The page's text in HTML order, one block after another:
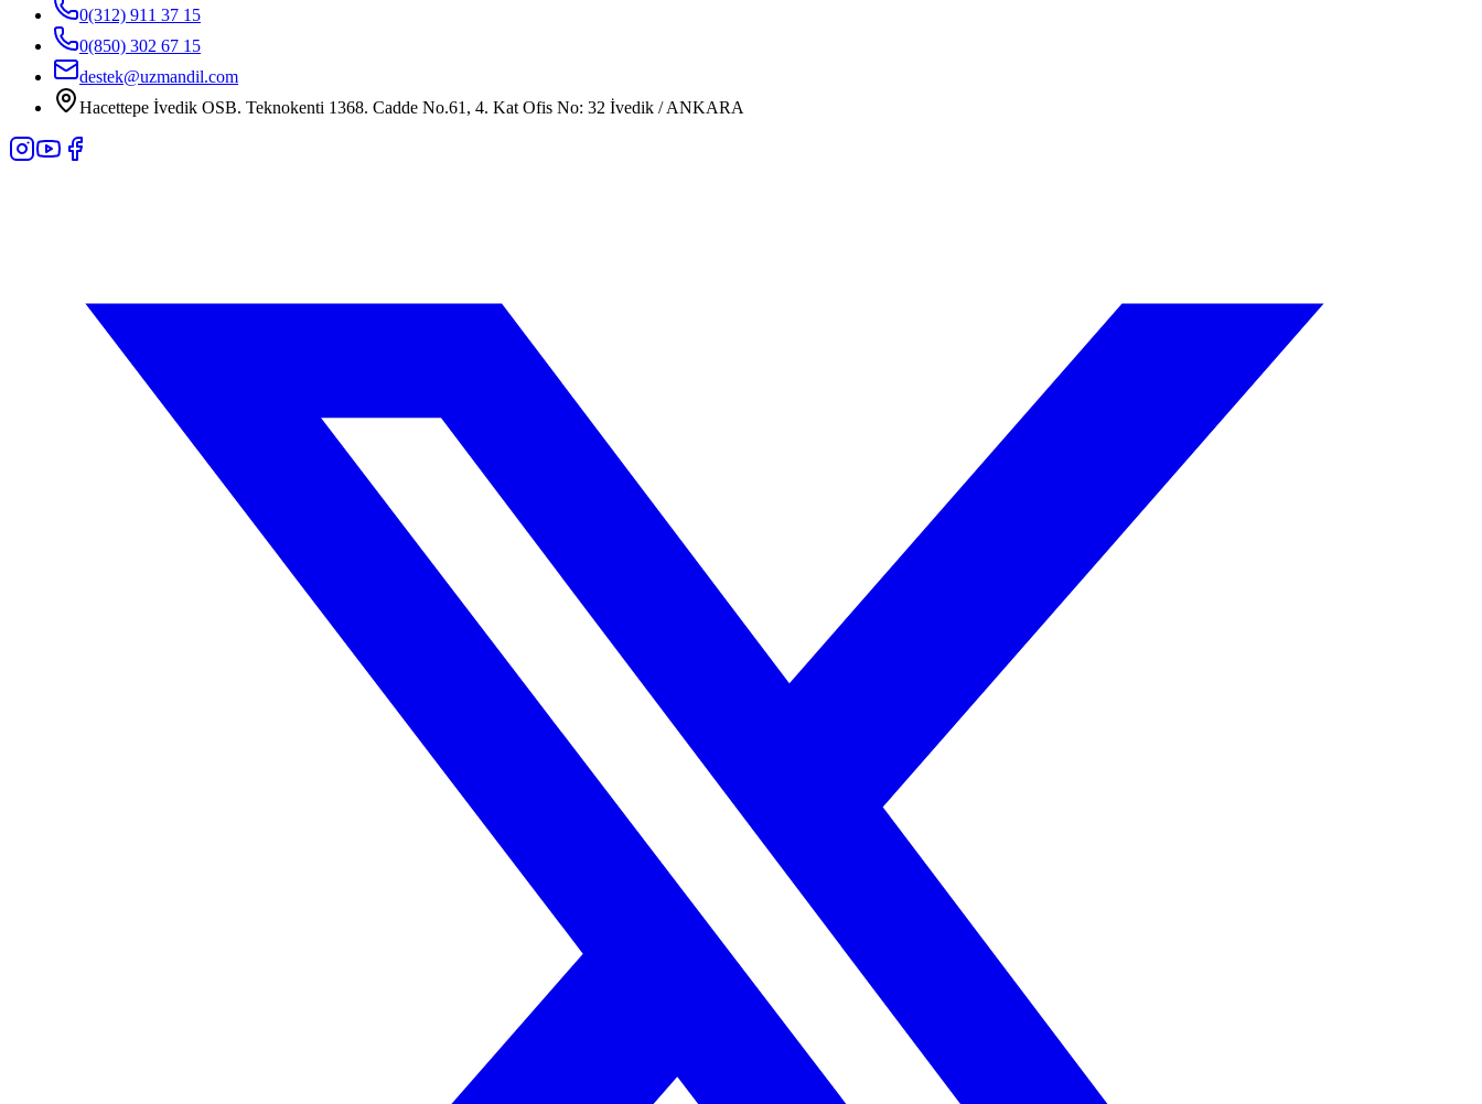
0(312) 911 37 15
0(850) 302 67 15
destek@uzmandil.com
Hacettepe İvedik OSB. Teknokenti 1368. Cadde No.61, 4. Kat Ofis No: 32 İvedik / ANKARA